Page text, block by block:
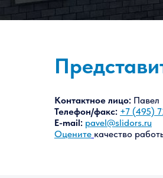
Контактное лицо: Павел
Телефон/факс: +7 (495)
E-mail: pavel@slidors.ru
Оцените качество